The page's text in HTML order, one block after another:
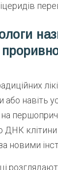
навіть
на
ДНК
новими